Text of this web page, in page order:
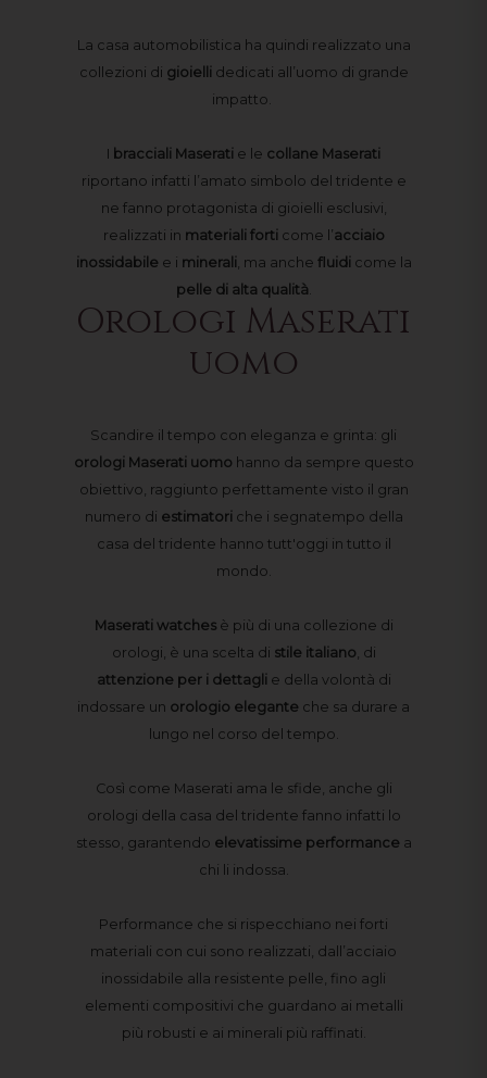
La casa automobilistica ha quindi realizzato una
collezioni di gioielli dedicati all’uomo di grande
impatto.
I bracciali Maserati e le collane Maserati
riportano infatti l’amato simbolo del tridente e
ne fanno protagonista di gioielli esclusivi,
realizzati in materiali forti come l’acciaio
inossidabile e i minerali, ma anche fluidicome la
pelle di alta qualità.
Orologi Maserati
uomo
Scandire il tempo con eleganza e grinta: gli
orologi Maserati uomo hanno da sempre questo
obiettivo, raggiunto perfettamente visto il gran
numero di estimatoriche i segnatempo della
casa del tridente hanno tutt'oggi in tutto il
mondo.
Maserati watchesè più di una collezione di
orologi, è una scelta di stile italiano, di
attenzione per i dettaglie della volontà di
indossare un orologio elegante che sa durare a
lungo nel corso del tempo.
Così come Maserati ama le sfide, anche gli
orologi della casa del tridente fanno infatti lo
stesso, garantendo elevatissime performance a
chi li indossa.
Performance che si rispecchiano nei forti
materiali con cui sono realizzati, dall’acciaio
inossidabile alla resistente pelle, fino agli
elementi compositivi che guardano ai metalli
più robusti e ai minerali più raffinati.